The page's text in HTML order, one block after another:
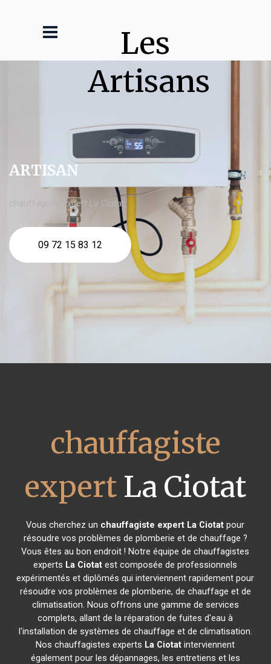
Les
Artisans
ARTISAN
chauffagiste expert La Ciotat
09 72 15 83 12
chauffagiste
expertLa Ciotat
Vous cherchez un chauffagiste expert La Ciotat pour
résoudre vos problèmes de plomberie et de chauffage ?
Vous êtes au bon endroit ! Notre équipe de chauffagistes
experts La Ciotat est composée de professionnels
expérimentés et diplômés qui interviennent rapidement pour
résoudre vos problèmes de plomberie, de chauffage et de
climatisation. Nous offrons une gamme de services
complets, allant de la réparation de fuites d'eau à
l'installation de systèmes de chauffage et de climatisation.
Nos chauffagistes experts La Ciotat interviennent
également pour les dépannages, les entretiens et les